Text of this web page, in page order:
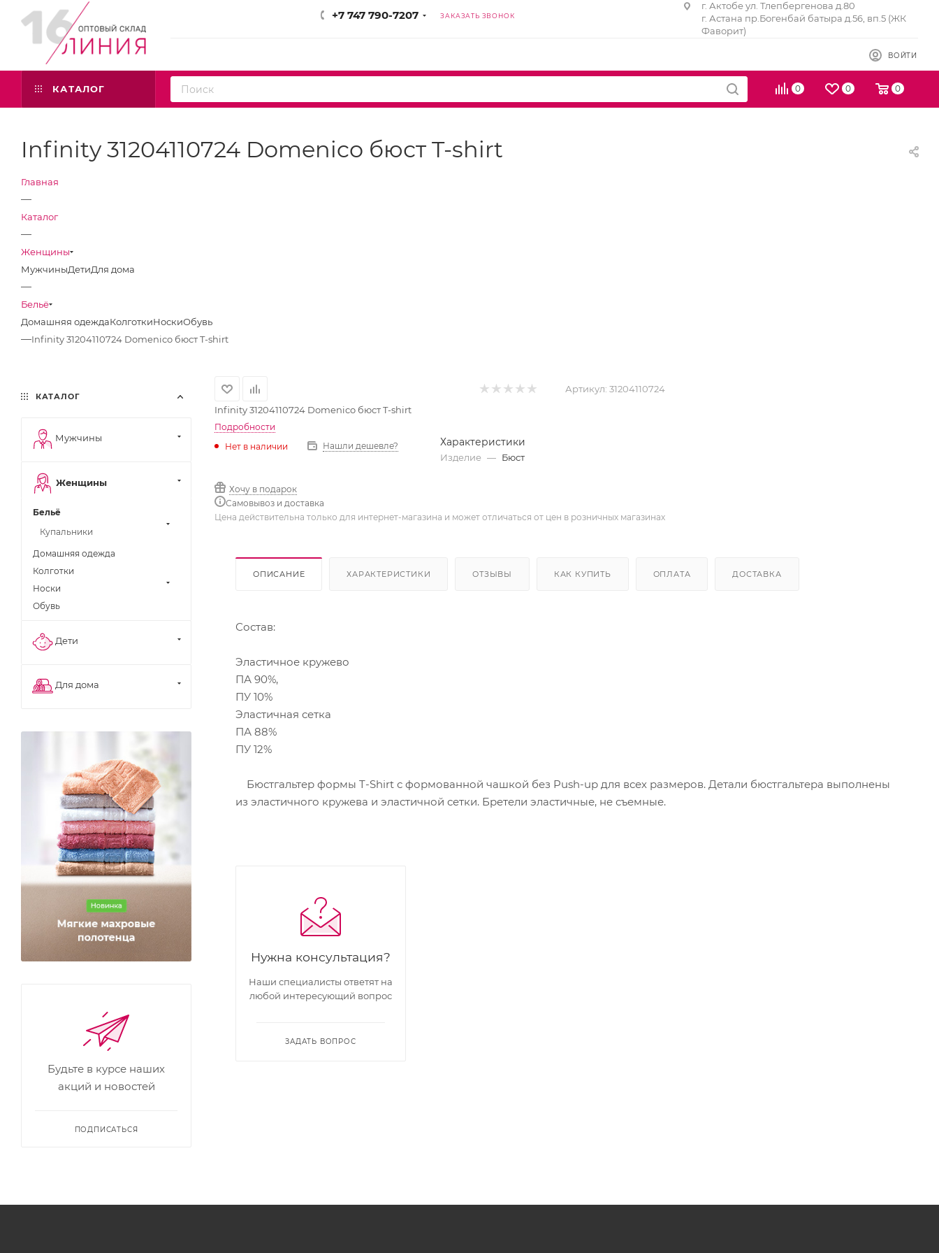
+7 747 790-7207 ЗАКАЗАТЬ ЗВОНОК
г. Актобе ул. Тлепбергенова д.80
г. Астана пр.Богенбай батыра д.56, вп.5 (ЖК
Фаворит)
ВОЙТИ
0 0 0
КАТАЛОГ
Infinity 31204110724 Domenico бюст T-shirt
Главная
—
Каталог
—
Женщины
МужчиныДетиДля дома
—
Бельё
Домашняя одеждаКолготкиНоскиОбувь
—Infinity 31204110724 Domenico бюст T-shirt
Артикул: 31204110724
Infinity 31204110724 Domenico бюст T-shirt
Подробности
Нет в наличии
Нашли дешевле?
Хочу в подарок
Самовывоз и доставка
Характеристики
Изделие — Бюст
Цена действительна только для интернет-магазина и может отличаться от цен в розничных магазинах
ОПИСАНИЕ ХАРАКТЕРИСТИКИ ОТЗЫВЫ КАК КУПИТЬ ОПЛАТА ДОСТАВКА
Состав:
Эластичное кружево
ПА 90%,
ПУ 10%
Эластичная сетка
ПА 88%
ПУ 12%
Бюстгальтер формы T-Shirt с формованной чашкой без Push-uр для всех размеров. Детали бюстгальтера выполнены
из эластичного кружева и эластичной сетки. Бретели эластичные, не съемные.
Нужна консультация?
Наши специалисты ответят на
любой интересующий вопрос
ЗАДАТЬ ВОПРОС
КАТАЛОГ
Мужчины
Женщины
Бельё
Купальники
Домашняя одежда
Колготки
Носки
Обувь
Дети
Для дома
Будьте в курсе наших
акций и новостей
ПОДПИСАТЬСЯ